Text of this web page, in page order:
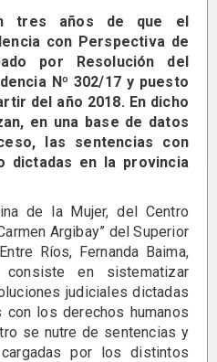
tres años de que el
con Perspectiva de
por Resolución del
Nº 302/17 y puesto
del año 2018. En dicho
en una base de datos
las sentencias con
dictadas en la provincia
de la Mujer, del Centro
Argibay” del Superior
Ríos, Fernanda Baima,
en sistematizar
judiciales dictadas
con los derechos humanos
se nutre de sentencias y
por los distintos